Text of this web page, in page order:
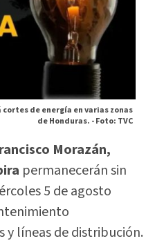
de energía en varias zonas
de Honduras. -Foto: TVC
Morazán,
permanecerán sin
5 de agosto
y líneas de distribución.